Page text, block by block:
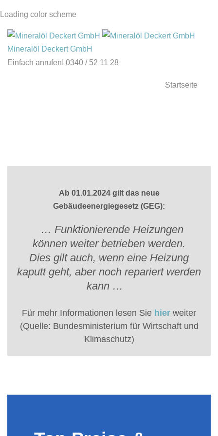
Loading color scheme
Mineralöl Deckert GmbH
Einfach anrufen! 0340 / 52 11 28
Startseite
Ab 01.01.2024 gilt das neue
Gebäudeenergiegesetz (GEG):
… Funktionierende Heizungen
können weiter betrieben werden.
Dies gilt auch, wenn eine Heizung
kaputt geht, aber noch repariert werden
kann …
Für mehr Informationen lesen Sie hier weiter
(Quelle: Bundesministerium für Wirtschaft und
Klimaschutz)